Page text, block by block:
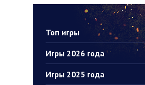
Топ игры
Игры 2026 года
Игры 2025 года